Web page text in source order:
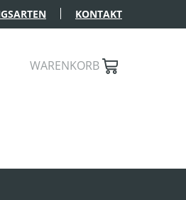
KONTAKT
WARENKORB